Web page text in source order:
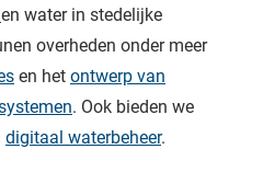
en water in stedelijke
overheden onder meer
en hetontwerp van
. Ook bieden we
digitaal waterbeheer.